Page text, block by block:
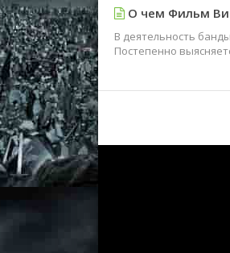
О чем Фильм
В деятельность
Постепенно